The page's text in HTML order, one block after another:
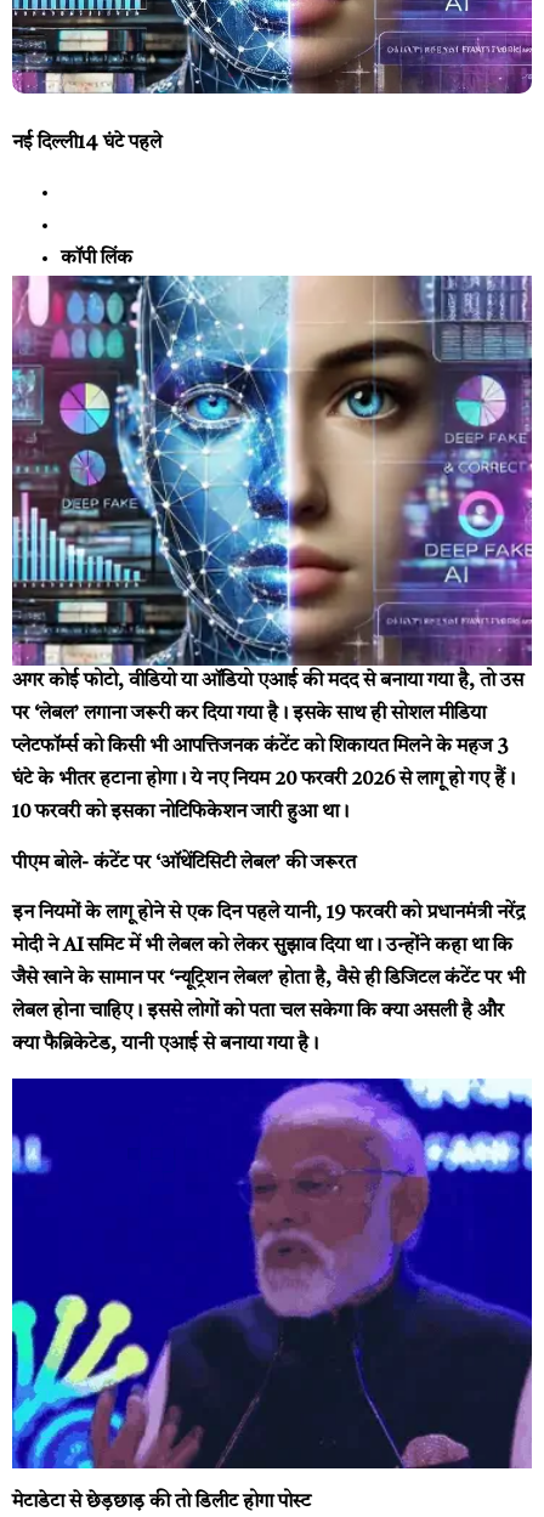
नई दिल्ली14 घंटे पहले
कॉपी लिंक
अगर कोई फोटो, वीडियो या ऑडियो एआई की मदद से बनाया गया है, तो उस
पर ‘लेबल’ लगाना जरूरी कर दिया गया है। इसके साथ ही सोशल मीडिया
प्लेटफॉर्म्स को किसी भी आपत्तिजनक कंटेंट को शिकायत मिलने के महज 3
घंटे के भीतर हटाना होगा। ये नए नियम 20 फरवरी 2026 से लागू हो गए हैं।
10 फरवरी को इसका नोटिफिकेशन जारी हुआ था।
पीएम बोले- कंटेंट पर ‘ऑथेंटिसिटी लेबल’ की जरूरत
इन नियमों के लागू होने से एक दिन पहले यानी, 19 फरवरी को प्रधानमंत्री नरेंद्र
मोदी ने AI समिट में भी लेबल को लेकर सुझाव दिया था। उन्होंने कहा था कि
जैसे खाने के सामान पर ‘न्यूट्रिशन लेबल’ होता है, वैसे ही डिजिटल कंटेंट पर भी
लेबल होना चाहिए। इससे लोगों को पता चल सकेगा कि क्या असली है और
क्या फैब्रिकेटेड, यानी एआई से बनाया गया है।
मेटाडेटा से छेड़छाड़ की तो डिलीट होगा पोस्ट